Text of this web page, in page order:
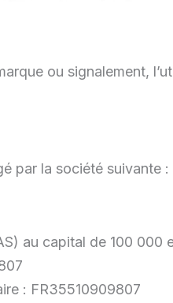
ou signalement,
par la société suivante :
au capital de 100 000
: FR35510909807